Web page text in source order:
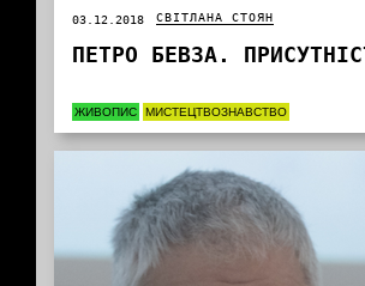
03.12.2018 СВІТЛАНА СТОЯН
ПЕТРО БЕВЗА.
ЖИВОПИС МИСТЕЦТВОЗНАВСТВО